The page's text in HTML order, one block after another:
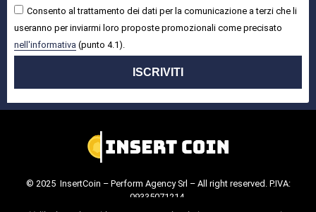
Consento al trattamento dei dati per la comunicazione a terzi che li
useranno per inviarmi loro proposte promozionali come precisato
nell'informativa (punto 4.1).
ISCRIVITI
© 2025 InsertCoin – Perform Agency Srl – All right reserved. P.IVA:
09335071214.